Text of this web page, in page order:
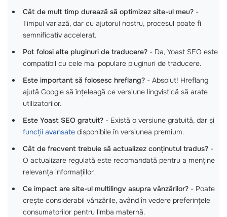
Cât de mult timp durează să optimizez site-ul meu? -
Timpul variază, dar cu ajutorul nostru, procesul poate fi
semnificativ accelerat.
Pot folosi alte pluginuri de traducere? - Da, Yoast SEO este
compatibil cu cele mai populare pluginuri de traducere.
Este important să folosesc hreflang? - Absolut! Hreflang
ajută Google să înțeleagă ce versiune lingvistică să arate
utilizatorilor.
Este Yoast SEO gratuit? - Există o versiune gratuită, dar și
funcții avansate disponibile în versiunea premium.
Cât de frecvent trebuie să actualizez conținutul tradus? -
O actualizare regulată este recomandată pentru a menține
relevanța informațiilor.
Ce impact are site-ul multilingv asupra vânzărilor? - Poate
crește considerabil vânzările, având în vedere preferințele
consumatorilor pentru limba maternă.